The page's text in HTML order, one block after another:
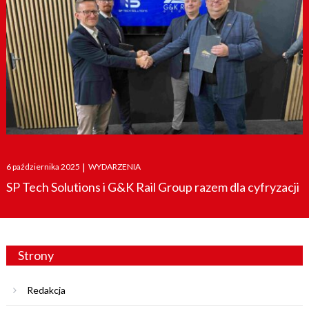
Posted
on
6 października 2025 | WYDARZENIA
SP Tech Solutions i G&K Rail Group razem dla cyfryzacji
Strony
Redakcja